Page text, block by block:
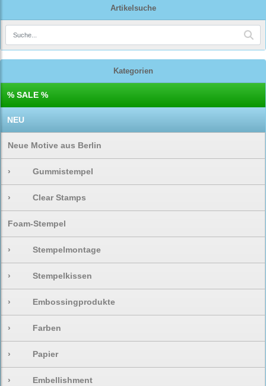
Artikelsuche
Kategorien
% SALE %
NEU
Neue Motive aus Berlin
› Gummistempel
› Clear Stamps
Foam-Stempel
› Stempelmontage
› Stempelkissen
› Embossingprodukte
› Farben
› Papier
› Embellishment